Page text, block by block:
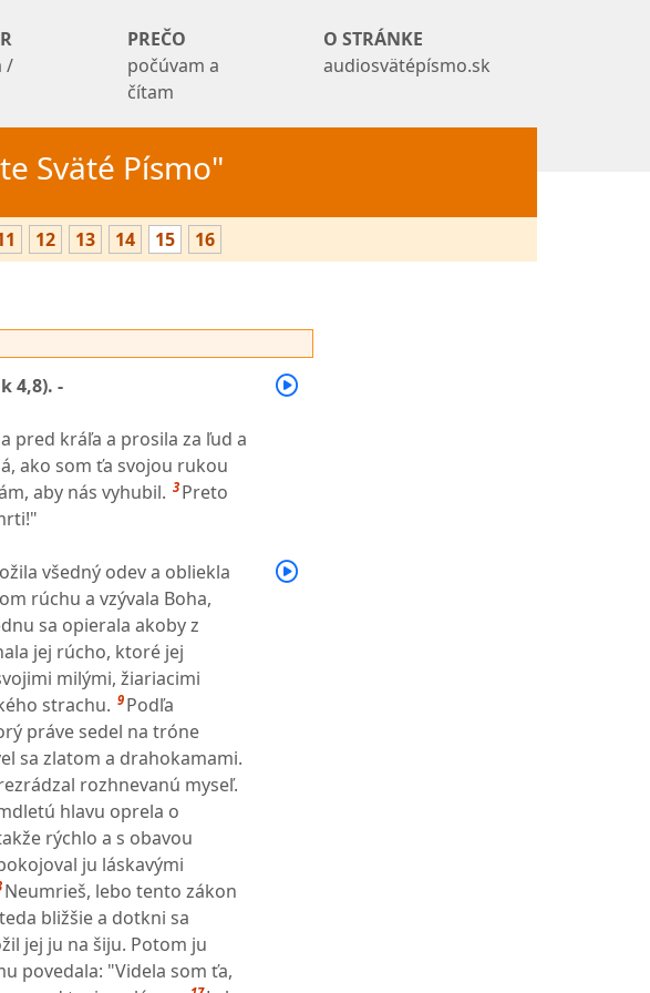
/
PREČO
počúvam a
čítam
O STRÁNKE
audiosvätépísmo.sk
Sväté Písmo"
12 13 14 15 16
4,8). -
pred kráľa a prosila za ľud a
ako som ťa svojou rukou
aby nás vyhubil. 3 Preto
všedný odev a obliekla
rúchu a vzývala Boha,
sa opierala akoby z
jej rúcho, ktoré jej
milými, žiariacimi
strachu. 9 Podľa
práve sedel na tróne
sa zlatom a drahokamami.
rozhnevanú myseľ.
hlavu oprela o
rýchlo a s obavou
ju láskavými
Neumrieš, lebo tento zákon
bližšie a dotkni sa
jej ju na šiju. Potom ju
povedala: "Videla som ťa,